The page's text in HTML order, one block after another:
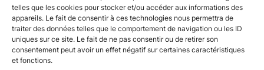
telles que les cookies pour stocker et/ou accéder aux informations des
appareils. Le fait de consentir à ces technologies nous permettra de
traiter des données telles que le comportement de navigation ou les ID
uniques sur ce site. Le fait de ne pas consentir ou de retirer son
consentement peut avoir un effet négatif sur certaines caractéristiques
et fonctions.